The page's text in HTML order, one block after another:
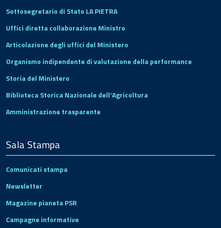
Sottosegretario di Stato LA PIETRA
Uffici diretta collaborazione Ministro
Articolazione degli uffici del Ministero
Organismo indipendente di valutazione della performance
Storia del Ministero
Biblioteca Storica Nazionale dell'Agricoltura
Amministrazione trasparente
Sala Stampa
Comunicati stampa
Newsletter
Magazine pianeta PSR
Campagne informative